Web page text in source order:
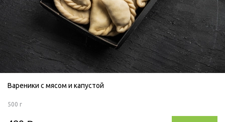
Вареники с мясом и капустой
500 г